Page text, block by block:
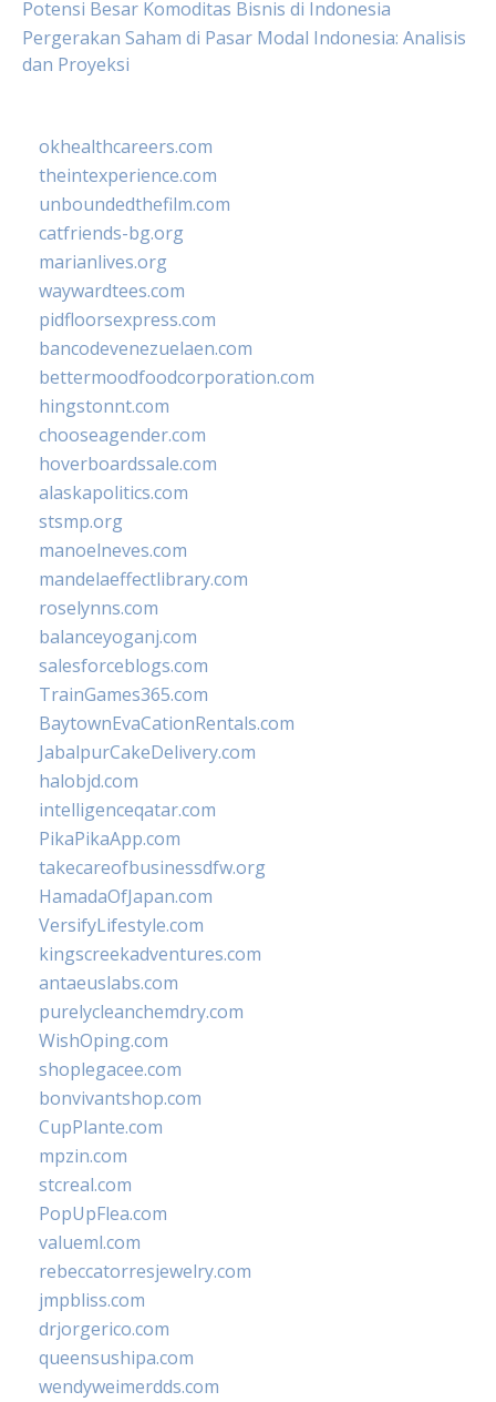
Potensi Besar Komoditas Bisnis di Indonesia
Pergerakan Saham di Pasar Modal Indonesia: Analisis
dan Proyeksi
okhealthcareers.com
theintexperience.com
unboundedthefilm.com
catfriends-bg.org
marianlives.org
waywardtees.com
pidfloorsexpress.com
bancodevenezuelaen.com
bettermoodfoodcorporation.com
hingstonnt.com
chooseagender.com
hoverboardssale.com
alaskapolitics.com
stsmp.org
manoelneves.com
mandelaeffectlibrary.com
roselynns.com
balanceyoganj.com
salesforceblogs.com
TrainGames365.com
BaytownEvaCationRentals.com
JabalpurCakeDelivery.com
halobjd.com
intelligenceqatar.com
PikaPikaApp.com
takecareofbusinessdfw.org
HamadaOfJapan.com
VersifyLifestyle.com
kingscreekadventures.com
antaeuslabs.com
purelycleanchemdry.com
WishOping.com
shoplegacee.com
bonvivantshop.com
CupPlante.com
mpzin.com
stcreal.com
PopUpFlea.com
valueml.com
rebeccatorresjewelry.com
jmpbliss.com
drjorgerico.com
queensushipa.com
wendyweimerdds.com